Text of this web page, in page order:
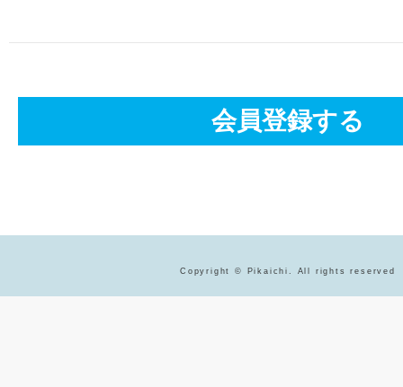
Copyright © Pikaichi. All rights reserved